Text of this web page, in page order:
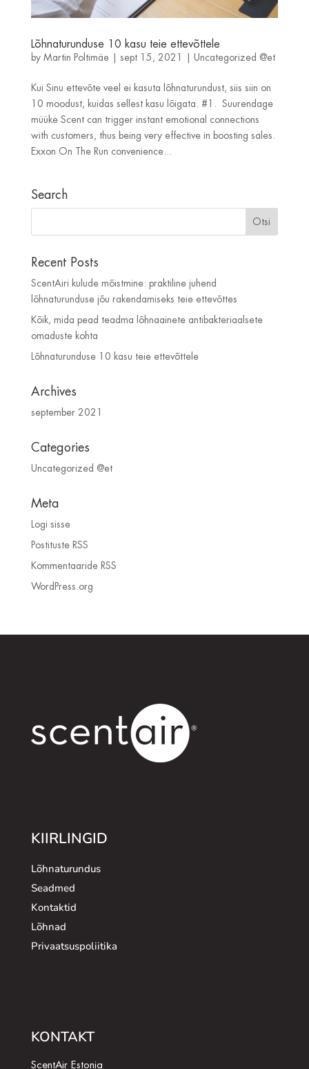
Lõhnaturunduse 10 kasu teie ettevõttele
by Martin Poltimäe| sept 15, 2021 | Uncategorized @et
Kui Sinu ettevõte veel ei kasuta lõhnaturundust, siis siin on
10 moodust, kuidas sellest kasu lõigata. #1. Suurendage
müüke Scent can trigger instant emotional connections
with customers, thus being very effective in boosting sales.
Exxon On The Run convenience...
Search
Recent Posts
ScentAiri kulude mõistmine: praktiline juhend
lõhnaturunduse jõu rakendamiseks teie ettevõttes
Kõik, mida pead teadma lõhnaainete antibakteriaalsete
omaduste kohta
Lõhnaturunduse 10 kasu teie ettevõttele
Archives
september 2021
Categories
Uncategorized @et
Meta
Logi sisse
Postituste RSS
Kommentaaride RSS
WordPress.org
KIIRLINGID
Lõhnaturundus
Seadmed
Kontaktid
Lõhnad
Privaatsuspoliitika
KONTAKT
ScentAir Estonia